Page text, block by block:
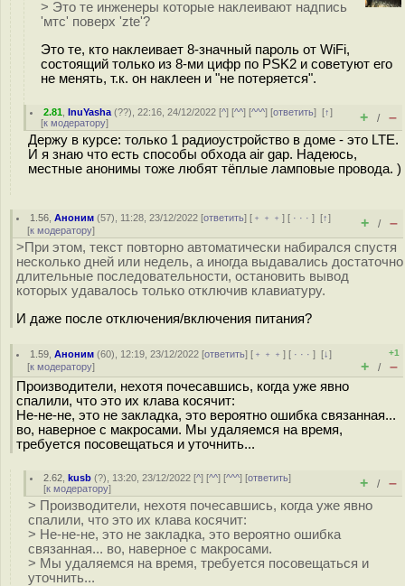
> Это те инженеры которые наклеивают надпись
'мтс' поверх 'zte'?
Это те, кто наклеивает 8-значный пароль от WiFi,
состоящий только из 8-ми цифр по PSK2 и советуют его
не менять, т.к. он наклеен и "не потеряется".
2.81 ,InuYasha (??), 22:16, 24/12/2022 [^] [^^] [^^^] [ответить][↑]
[к модератору] + / –
Держу в курсе: только 1 радиоустройство в доме - это LTE.
И я знаю что есть способы обхода air gap. Надеюсь,
местные анонимы тоже любят тёплые ламповые провода. )
1.56 ,Аноним (57), 11:28, 23/12/2022 [ответить] [ ﹢﹢﹢] [ · · ·][↑]
[к модератору] + / –
>При этом, текст повторно автоматически набирался спустя
несколько дней или недель, а иногда выдавались достаточно
длительные последовательности, остановить вывод
которых удавалось только отключив клавиатуру.
И даже после отключения/включения питания?
1.59 ,Аноним (60), 12:19, 23/12/2022 [ответить] [ ﹢﹢﹢] [ · · ·][↓]
[к модератору]
+1
+ / –
Производители, нехотя почесавшись, когда уже явно
спалили, что это их клава косячит:
Не-не-не, это не закладка, это вероятно ошибка связанная...
во, наверное с макросами. Мы удаляемся на время,
требуется посовещаться и уточнить...
2.62 ,kusb (?), 13:20, 23/12/2022 [^] [^^] [^^^] [ответить]
[к модератору] + / –
> Производители, нехотя почесавшись, когда уже явно
спалили, что это их клава косячит:
> Не-не-не, это не закладка, это вероятно ошибка
связанная... во, наверное с макросами.
> Мы удаляемся на время, требуется посовещаться и
уточнить...